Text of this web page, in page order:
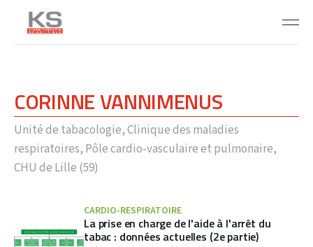
CORINNE VANNIMENUS
Unité de tabacologie, Clinique des maladies
respiratoires, Pôle cardio-vasculaire et pulmonaire,
CHU de Lille (59)
CARDIO-RESPIRATOIRE
La prise en charge de l'aide à l'arrêt du
tabac : données actuelles (2e partie)